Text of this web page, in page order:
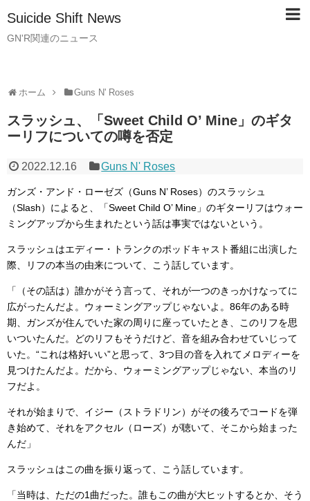
Suicide Shift News
GN'R関連のニュース
ホーム Guns N' Roses
スラッシュ、「Sweet Child O’ Mine」のギタ
ーリフについての噂を否定
2022.12.16 Guns N' Roses
ガンズ・アンド・ローゼズ（Guns N’ Roses）のスラッシュ
（Slash）によると、「Sweet Child O’ Mine」のギターリフはウォー
ミングアップから生まれたという話は事実ではないという。
スラッシュはエディー・トランクのポッドキャスト番組に出演した
際、リフの本当の由来について、こう話しています。
「（その話は）誰かがそう言って、それが一つのきっかけなってに
広がったんだよ。ウォーミングアップじゃないよ。86年のある時
期、ガンズが住んでいた家の周りに座っていたとき、このリフを思
いついたんだ。どのリフもそうだけど、音を組み合わせていじって
いた。“これは格好いい”と思って、3つ目の音を入れてメロディーを
見つけたんだよ。だから、ウォーミングアップじゃない、本当のリ
フだよ。
それが始まりで、イジー（ストラドリン）がその後ろでコードを弾
き始めて、それをアクセル（ローズ）が聴いて、そこから始まった
んだ」
スラッシュはこの曲を振り返って、こう話しています。
「当時は、ただの1曲だった。誰もこの曲が大ヒットするとか、そう